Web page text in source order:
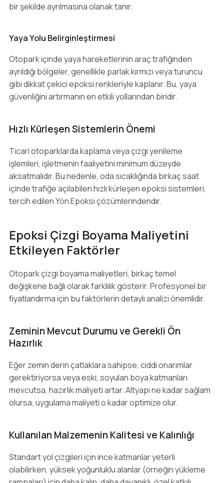
bir şekilde ayrılmasına olanak tanır.
Yaya Yolu Belirginleştirmesi
Otopark içinde yaya hareketlerinin araç trafiğinden
ayrıldığı bölgeler, genellikle parlak kırmızı veya turuncu
gibi dikkat çekici epoksi renkleriyle kaplanır. Bu, yaya
güvenliğini artırmanın en etkili yollarından biridir.
Hızlı Kürleşen Sistemlerin Önemi
Ticari otoparklarda kaplama veya çizgi yenileme
işlemleri, işletmenin faaliyetini minimum düzeyde
aksatmalıdır. Bu nedenle, oda sıcaklığında birkaç saat
içinde trafiğe açılabilen hızlı kürleşen epoksi sistemleri,
tercih edilen Yön Epoksi çözümlerindendir.
Epoksi Çizgi Boyama Maliyetini
Etkileyen Faktörler
Otopark çizgi boyama maliyetleri, birkaç temel
değişkene bağlı olarak farklılık gösterir. Profesyonel bir
fiyatlandırma için bu faktörlerin detaylı analizi önemlidir.
Zeminin Mevcut Durumu ve Gerekli Ön
Hazırlık
Eğer zemin derin çatlaklara sahipse, ciddi onarımlar
gerektiriyorsa veya eski, soyulan boya katmanları
mevcutsa, hazırlık maliyeti artar. Altyapı ne kadar sağlam
olursa, uygulama maliyeti o kadar optimize olur.
Kullanılan Malzemenin Kalitesi ve Kalınlığı
Standart yol çizgileri için ince katmanlar yeterli
olabilirken, yüksek yoğunluklu alanlar (örneğin yükleme